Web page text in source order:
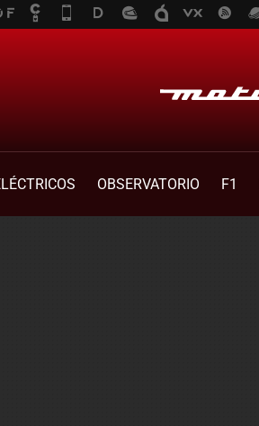
OBSERVATORIO F1